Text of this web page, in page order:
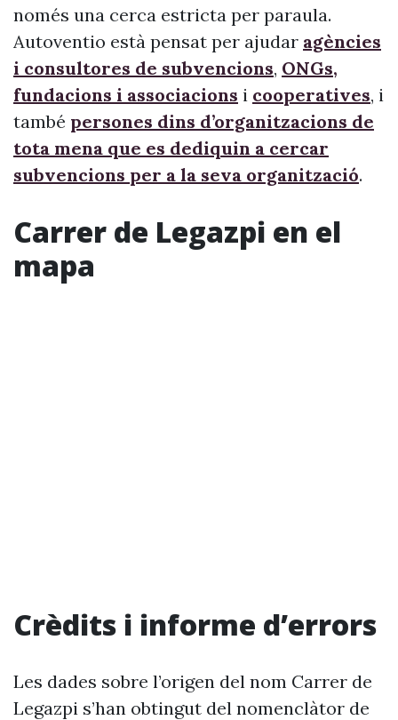
només una cerca estricta per paraula.
Autoventio està pensat per ajudar agències
i consultores de subvencions, ONGs,
fundacions i associacions i cooperatives, i
també persones dins d’organitzacions de
tota mena que es dediquin a cercar
subvencions per a la seva organització.
Carrer de Legazpi en el
mapa
Crèdits i informe d’errors
Les dades sobre l’origen del nom Carrer de
Legazpi s’han obtingut del nomenclàtor de